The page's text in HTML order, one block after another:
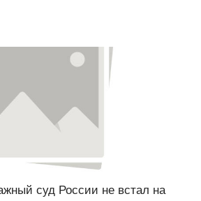
суд России не встал на